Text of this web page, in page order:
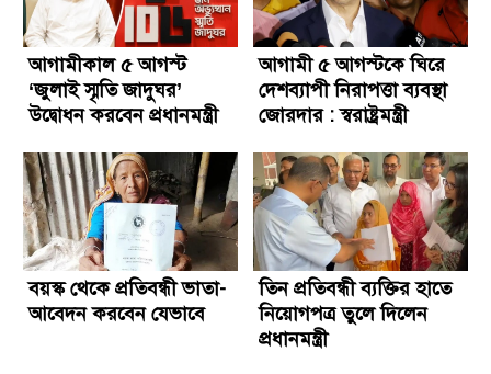
আগামীকাল ৫ আগস্ট
‘জুলাই স্মৃতি জাদুঘর’
উদ্বোধন করবেন প্রধানমন্ত্রী
আগামী ৫ আগস্টকে ঘিরে
দেশব্যাপী নিরাপত্তা ব্যবস্থা
জোরদার : স্বরাষ্ট্রমন্ত্রী
বয়স্ক থেকে প্রতিবন্ধী ভাতা-
আবেদন করবেন যেভাবে
তিন প্রতিবন্ধী ব্যক্তির হাতে
নিয়োগপত্র তুলে দিলেন
প্রধানমন্ত্রী